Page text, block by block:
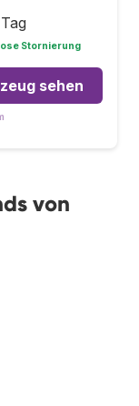
Stornierung
sehen
von